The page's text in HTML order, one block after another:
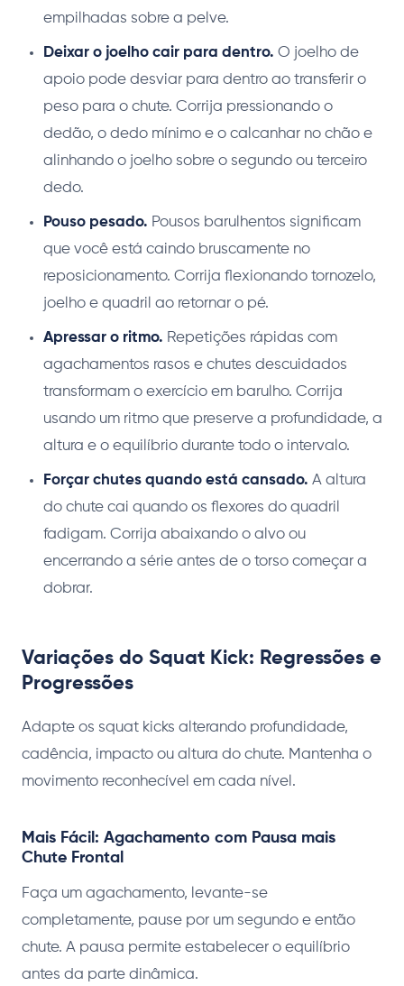
empilhadas sobre a pelve.
Deixar o joelho cair para dentro. O joelho de
apoio pode desviar para dentro ao transferir o
peso para o chute. Corrija pressionando o
dedão, o dedo mínimo e o calcanhar no chão e
alinhando o joelho sobre o segundo ou terceiro
dedo.
Pouso pesado. Pousos barulhentos significam
que você está caindo bruscamente no
reposicionamento. Corrija flexionando tornozelo,
joelho e quadril ao retornar o pé.
Apressar o ritmo. Repetições rápidas com
agachamentos rasos e chutes descuidados
transformam o exercício em barulho. Corrija
usando um ritmo que preserve a profundidade, a
altura e o equilíbrio durante todo o intervalo.
Forçar chutes quando está cansado. A altura
do chute cai quando os flexores do quadril
fadigam. Corrija abaixando o alvo ou
encerrando a série antes de o torso começar a
dobrar.
Variações do Squat Kick: Regressões e
Progressões
Adapte os squat kicks alterando profundidade,
cadência, impacto ou altura do chute. Mantenha o
movimento reconhecível em cada nível.
Mais Fácil: Agachamento com Pausa mais
Chute Frontal
Faça um agachamento, levante-se
completamente, pause por um segundo e então
chute. A pausa permite estabelecer o equilíbrio
antes da parte dinâmica.